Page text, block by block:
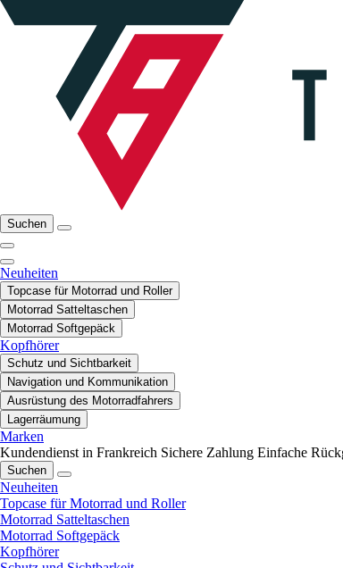
Suchen
Neuheiten
Topcase für Motorrad und Roller
Motorrad Satteltaschen
Motorrad Softgepäck
Kopfhörer
Schutz und Sichtbarkeit
Navigation und Kommunikation
Ausrüstung des Motorradfahrers
Lagerräumung
Marken
Kundendienst in Frankreich Sichere Zahlung Einfache
Suchen
Neuheiten
Topcase für Motorrad und Roller
Motorrad Satteltaschen
Motorrad Softgepäck
Kopfhörer